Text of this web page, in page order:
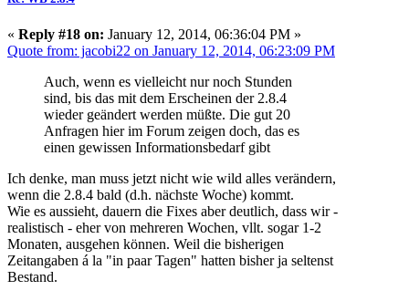
« Reply #18 on: January 12, 2014, 06:36:04 PM »
Quote from: jacobi22 on January 12, 2014, 06:23:09 PM
Auch, wenn es vielleicht nur noch Stunden
sind, bis das mit dem Erscheinen der 2.8.4
wieder geändert werden müßte. Die gut 20
Anfragen hier im Forum zeigen doch, das es
einen gewissen Informationsbedarf gibt
Ich denke, man muss jetzt nicht wie wild alles verändern,
wenn die 2.8.4 bald (d.h. nächste Woche) kommt.
Wie es aussieht, dauern die Fixes aber deutlich, dass wir -
realistisch - eher von mehreren Wochen, vllt. sogar 1-2
Monaten, ausgehen können. Weil die bisherigen
Zeitangaben á la "in paar Tagen" hatten bisher ja seltenst
Bestand.